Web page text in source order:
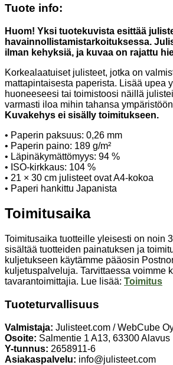
Tuote info:
Huom! Yksi tuotekuvista esittää
havainnollistamistarkoituksessa.
ilman kehyksiä, ja kuvaa on rajattu
Korkealaatuiset julisteet, jotka on
mattapintaisesta paperista. Lisää upea
huoneeseesi tai toimistoosi näillä
varmasti iloa mihin tahansa
Kuvakehys ei sisälly toimitukseen.
• Paperin paksuus: 0,26 mm
• Paperin paino: 189 g/m²
• Läpinäkymättömyys: 94 %
• ISO-kirkkaus: 104 %
• 21 × 30 cm julisteet ovat A4-kokoa
• Paperi hankittu Japanista
Toimitusaika
Toimitusaika tuotteille yleisesti on noin
sisältää tuotteiden painatuksen ja
kuljetukseen käytämme pääosin
kuljetuspalveluja. Tarvittaessa voimme
tavarantoimittajia. Lue lisää: Toimitus
Tuoteturvallisuus
Valmistaja: Julisteet.com / WebCube
Osoite: Salmentie 1 A13, 63300 Alavus
Y-tunnus: 2658911-6
Asiakaspalvelu: info@julisteet.com